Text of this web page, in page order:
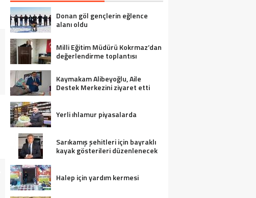
Donan göl gençlerin eğlence
alanı oldu
Milli Eğitim Müdürü Kokrmaz’dan
değerlendirme toplantısı
Kaymakam Alibeyoğlu, Aile
Destek Merkezini ziyaret etti
Yerli ıhlamur piyasalarda
Sarıkamış şehitleri için bayraklı
kayak gösterileri düzenlenecek
Halep için yardım kermesi